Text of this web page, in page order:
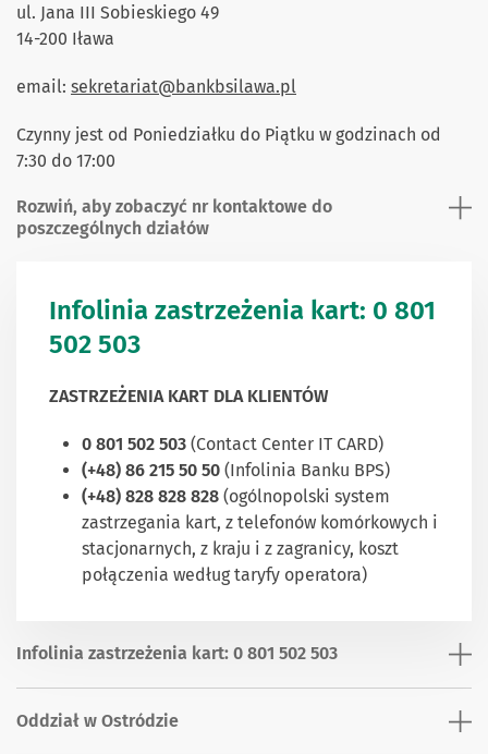
ul. Jana III Sobieskiego 49
14-200 Iława
email: sekretariat@bankbsilawa.pl
Czynny jest od Poniedziałku do Piątku w godzinach od
7:30 do 17:00
Rozwiń, aby zobaczyć nr kontaktowe do
poszczególnych działów
Infolinia zastrzeżenia kart: 0 801
502 503
ZASTRZEŻENIA KART DLA KLIENTÓW
0 801 502 503 (Contact Center IT CARD)
(+48) 86 215 50 50 (Infolinia Banku BPS)
(+48) 828 828 828 (ogólnopolski system
zastrzegania kart, z telefonów komórkowych i
stacjonarnych, z kraju i z zagranicy, koszt
połączenia według taryfy operatora)
Infolinia zastrzeżenia kart: 0 801 502 503
Oddział w Ostródzie